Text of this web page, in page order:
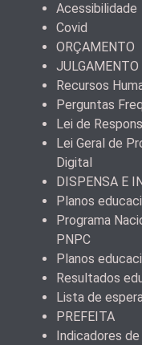
Acessibilidade
Covid
ORÇAMENTO
Recursos
Perguntas
Lei de
Lei Geral de
Digital
DISPENSA E
Planos
Programa
PNPC
Planos
Resultados
Lista de
PREFEITA
Indicadores